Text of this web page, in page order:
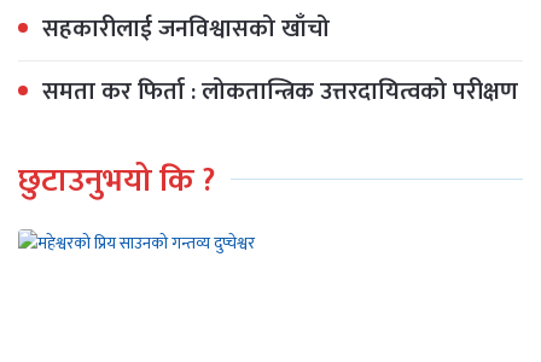
सहकारीलाई जनविश्वासको खाँचो
समता कर फिर्ता : लोकतान्त्रिक उत्तरदायित्वको परीक्षण
छुटाउनुभयो कि ?